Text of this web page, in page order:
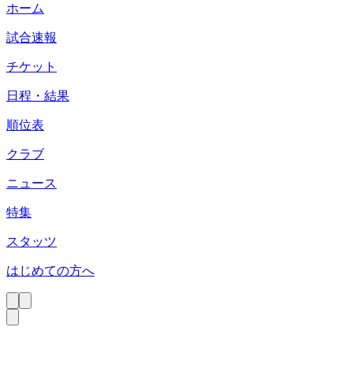
ホーム
試合速報
チケット
日程・結果
順位表
クラブ
ニュース
特集
スタッツ
はじめての方へ